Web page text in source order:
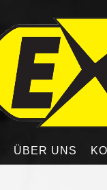
ÜBER UNS